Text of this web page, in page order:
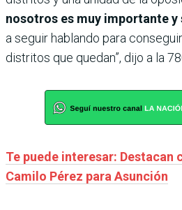
nosotros es muy importante
a seguir hablando para
distritos que quedan”, dijo a la
Te puede interesar: Destacan
Camilo Pérez para Asunción